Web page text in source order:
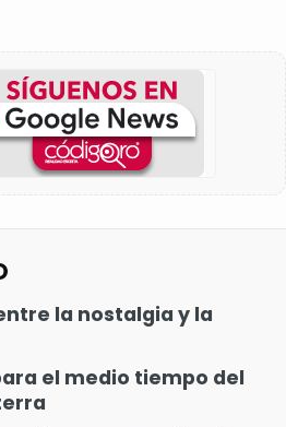
la nostalgia y la
el medio tiempo del